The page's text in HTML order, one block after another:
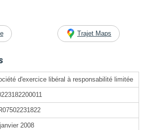
Trajet Maps
d'exercice libéral à responsabilité limitée
2008